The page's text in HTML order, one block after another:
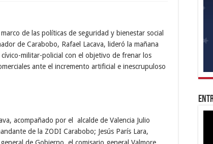
marco de las políticas de seguridad y bienestar social
de Carabobo, Rafael Lacava, lideró la mañana
militar-policial con el objetivo de frenar los
ante el incremento artificial e inescrupuloso
acompañado por el alcalde de Valencia Julio
de la ZODI Carabobo; Jesús París Lara,
de Gobierno, el comisario general Valmore